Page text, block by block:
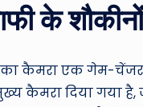
के
का कैमरा एक गेम-
कैमरा दिया गया